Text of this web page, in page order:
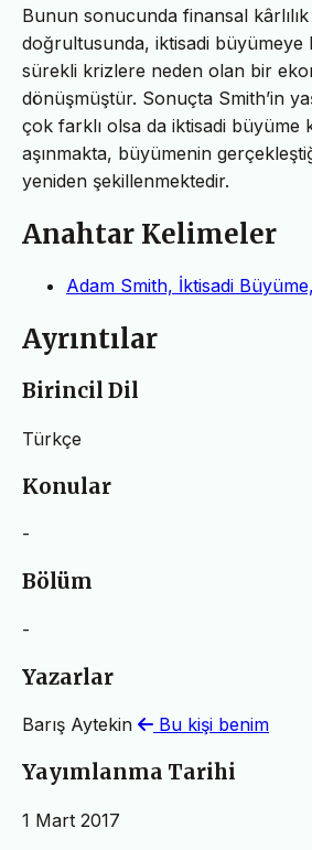
Bunun sonucunda finansal kârlılık
doğrultusunda, iktisadi büyümeye
sürekli krizlere neden olan bir
dönüşmüştür. Sonuçta Smith’in
çok farklı olsa da iktisadi büyüme
aşınmakta, büyümenin
yeniden şekillenmektedir.
Anahtar Kelimeler
Adam Smith, İktisadi
Ayrıntılar
Birincil Dil
Türkçe
Konular
-
Bölüm
-
Yazarlar
Barış Aytekin Bu kişi benim
Yayımlanma Tarihi
1 Mart 2017